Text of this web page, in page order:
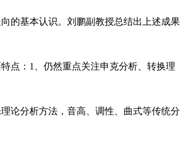
的基本认识。刘鹏副教授总结出上述成果
点： 1 仍然重点关注申克分析、转换理
论分析方法，音高、调性、曲式等传统分